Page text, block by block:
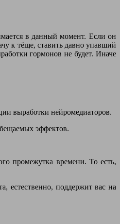
в данный момент. Если он
к тёще, ставить давно упавший
гормонов не будет. Иначе
выработки нейромедиаторов.
эффектов.
промежутка времени. То есть,
естественно, поддержит вас на